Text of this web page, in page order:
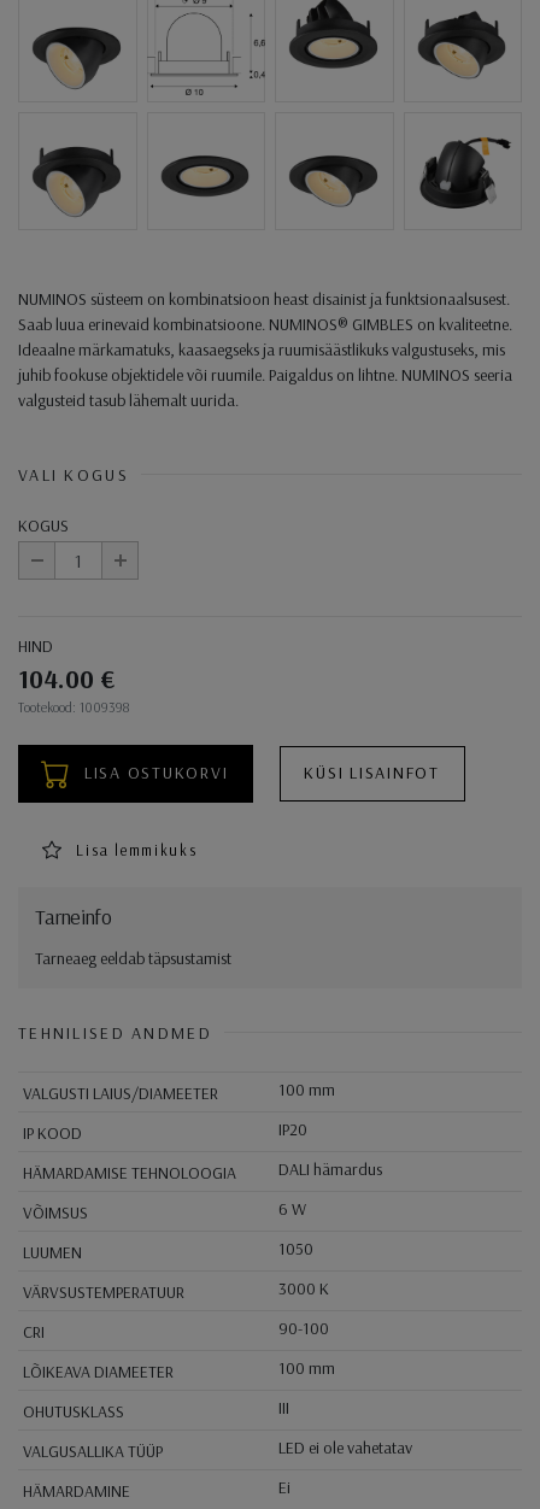
NUMINOS süsteem on kombinatsioon heast disainist ja funktsionaalsusest.
Saab luua erinevaid kombinatsioone. NUMINOS® GIMBLE⁠S on kvaliteetne.
Ideaalne märkamatuks, kaasaegseks ja ruumisäästlikuks valgustuseks, mis
juhib fookuse objektidele või ruumile. Paigaldus on lihtne. NUMINOS seeria
valgusteid tasub lähemalt uurida.
VALI KOGUS
KOGUS
+
Ostukorvi toimingud
HIND
104.00 €
Tootekood: 1009398
LISA OSTUKORVI KÜSI LISAINFOT
Lisa lemmikuks
Tarneinfo
Tarneaeg eeldab täpsustamist
TEHNILISED ANDMED
VALGUSTI LAIUS/DIAMEETER
100 mm
IP KOOD
IP20
HÄMARDAMISE TEHNOLOOGIA
DALI hämardus
VÕIMSUS
6 W
LUUMEN
1050
VÄRVSUSTEMPERATUUR
3000 K
CRI
90-100
LÕIKEAVA DIAMEETER
100 mm
OHUTUSKLASS
III
VALGUSALLIKA TÜÜP
LED ei ole vahetatav
HÄMARDAMINE
Ei